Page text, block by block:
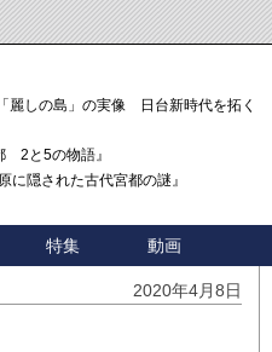
麗しの島」の実像 日台新時代を拓く「3
2と5の物語』
に隠された古代宮都の謎』
特集 動画
2020年4月8日